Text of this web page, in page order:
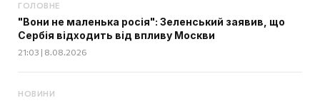
ГОЛОВНЕ
"Вони не маленька росія": Зеленський заявив, що
Сербія відходить від впливу Москви
21:03 | 8.08.2026
НОВИНИ